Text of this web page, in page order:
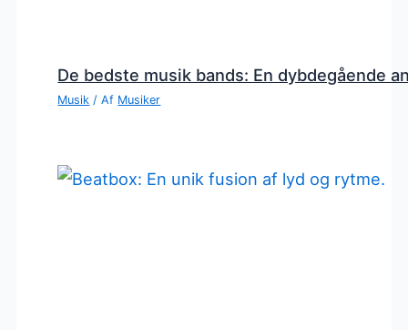
De bedste musik bands: En dybdegående
Musik / Af Musiker